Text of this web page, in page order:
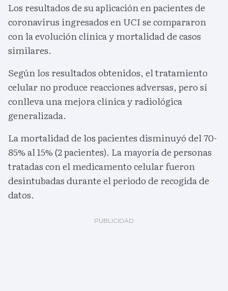
Los resultados de su aplicación en pacientes de
coronavirus ingresados en UCI se compararon
con la evolución clínica y mortalidad de casos
similares.
Según los resultados obtenidos, el tratamiento
celular no produce reacciones adversas, pero sí
conlleva una mejora clínica y radiológica
generalizada.
La mortalidad de los pacientes disminuyó del 70-
85% al 15% (2 pacientes). La mayoría de personas
tratadas con el medicamento celular fueron
desintubadas durante el periodo de recogida de
datos.